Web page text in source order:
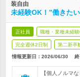
装自由
未経験OK！”働きた
正社員 職種・業種未経
完全週休2日制 第二新卒
情報更新日：2026/06/30 終
【個人ノルマ